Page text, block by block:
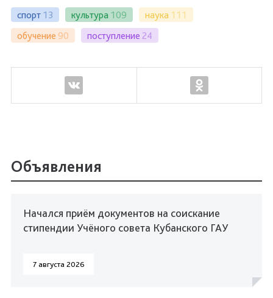
спорт 13 культура 109 наука 111
обучение 90 поступление 24
Объявления
Начался приём документов на соискание
стипендии Учёного совета Кубанского ГАУ
7 августа 2026